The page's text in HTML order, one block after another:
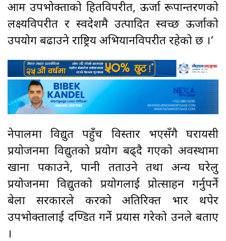
आम उपभोक्ताको हितविपरीत, ऊर्जा रूपान्तरणको
लक्ष्यविपरीत र स्वदेशमै उत्पादित स्वच्छ ऊर्जाको
उपयोग बढाउने राष्ट्रिय अभियानविपरीत रहेको छ ।’
नेपालमा विद्युत पहुँच विस्तार भएसँगै घरायसी
प्रयोजनमा विद्युतको प्रयोग बढ्दै गएको अवस्थामा
खाना पकाउने, पानी तताउने तथा अन्य घरेलु
प्रयोजनमा विद्युतको प्रयोगलाई प्रोत्साहन गर्नुपर्ने
बेला सरकारले करको अतिरिक्त भार थपेर
उपभोक्तालाई दण्डित गर्ने प्रयास गरेको उनले बताए
।